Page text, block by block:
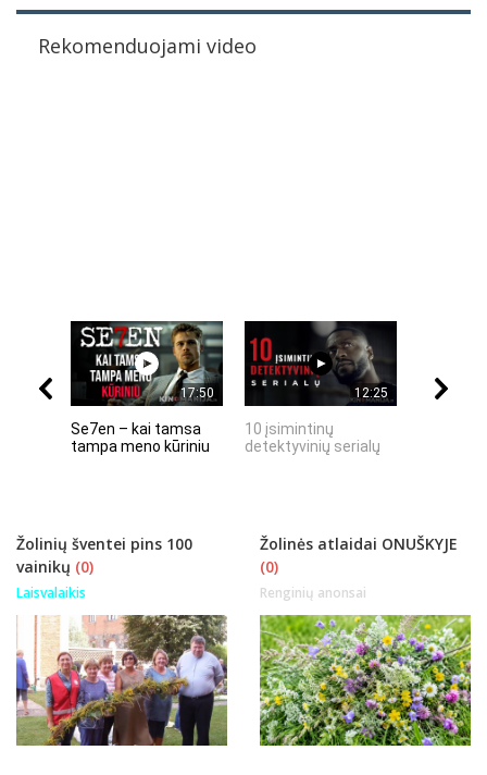
Rekomenduojami video
17:50
Se7en – kai tamsa
tampa meno kūriniu
12:25
10 įsimintinų
detektyvinių serialų
Žolinių šventei pins 100
vainikų (0)
Laisvalaikis
Žolinės atlaidai ONUŠKYJE
(0)
Renginių anonsai